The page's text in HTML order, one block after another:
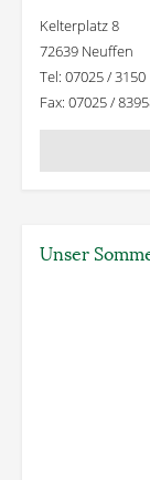
Kelterplatz 8
72639 Neuffen
Tel: 07025 / 3150
Fax: 07025 /
Unser